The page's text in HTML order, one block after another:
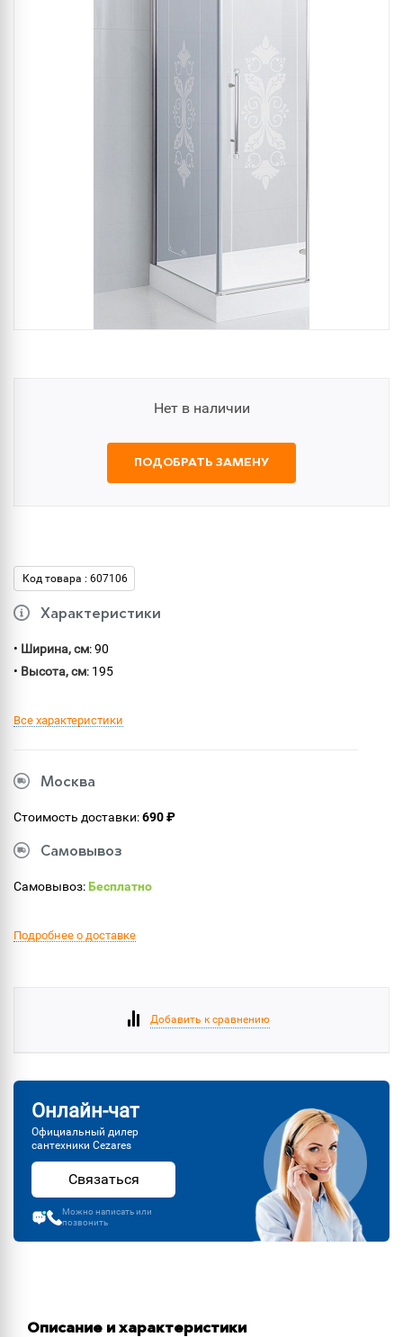
Нет в наличии
ПОДОБРАТЬ ЗАМЕНУ
Код товара : 607106
Характеристики
• Ширина, см: 90
• Высота, см: 195
Все характеристики
Москва
Стоимость доставки:690 ₽
Самовывоз
Самовывоз:Бесплатно
Подробнее о доставке
Добавить к сравнению
Онлайн-чат
Официальный дилер
сантехники Cezares
Связаться
Можно написать или
позвонить
Описание и характеристики